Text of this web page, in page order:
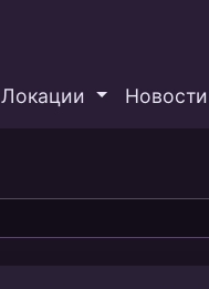
Локации Новости